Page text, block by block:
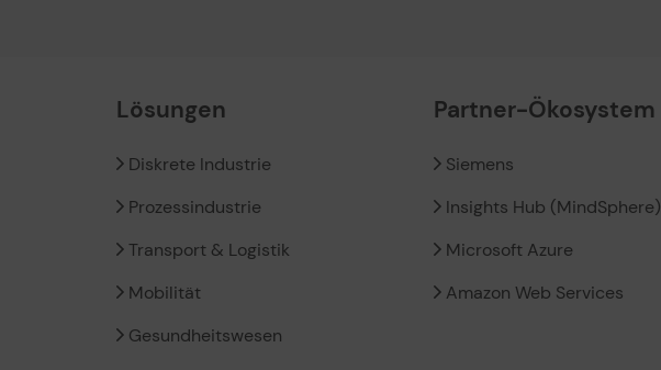
Lösungen
Diskrete Industrie
Prozessindustrie
Transport & Logistik
Mobilität
Gesundheitswesen
Partner-Ökosystem
Siemens
Insights Hub (MindSphere)
Microsoft Azure
Amazon Web Services